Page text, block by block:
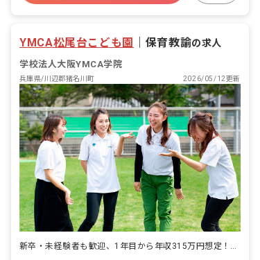
YMCA松尾台こども園 保育教諭の求人
学校法人大阪YMCA学院
兵庫県/川辺郡猪名川町 2026/05/12更新
新卒・未経験者も歓迎、1年目から年収315万円想定！年休120日以上